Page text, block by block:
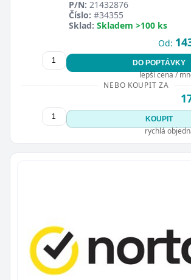
P/N: 21432876
Číslo: #34355
Sklad: Skladem >100 ks
Od:
DO POPTÁVKY
lepší cena /
NEBO KOUPIT ZA
KOUPIT
rychlá